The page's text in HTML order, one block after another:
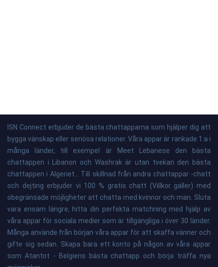
ISN Connect erbjuder de bästa chattapparna som hjälper dig att
bygga vänskap eller seriösa relationer. Våra appar är rankade 1:a i
många länder, till exempel är Meet Lebanese den bästa
chattappen i Libanon och Washrak är utan tvekan den bästa
chattappen i Algeriet... Till skillnad från andra chattappar -chatt
och dejting erbjuder vi 100 % gratis chatt (Villkor gäller) med
obegränsade möjligheter att chatta med kvinnor och män. Sluta
vara ensam längre, hitta din perfekta matchning med hjälp av
våra appar för sociala medier som är tillgängliga i över 30 länder.
Många använde från början våra appar för att skaffa vänner och
gifte sig sedan. Skapa bara ett konto på någon av våra appar
som Atantot - Belgiens bästa chattapp och börja träffa nya